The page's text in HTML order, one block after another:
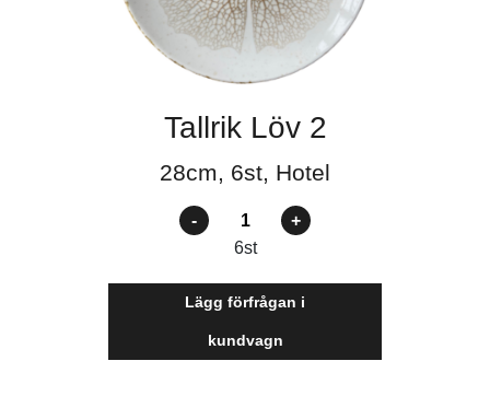
Tallrik Löv 2
28cm, 6st, Hotel
Antal
6st
Lägg förfrågan i
kundvagn